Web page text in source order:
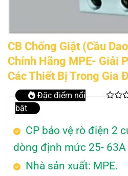
CB Chống Giật (Cầu
Chính Hãng MPE- Giải
Các Thiết Bị Trong Gia
Đặc điểm nổi
bật
CP bảo vệ rò điện 2
dòng định mức 25- 63A
Nhà sản xuất: MPE.